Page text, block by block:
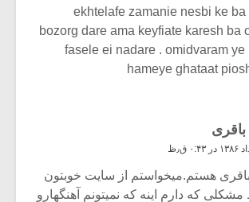
ekhtelafe zamanie nesbi ke
bozorg dare ama keyfiate karesh ba
fasele ei nadare . omidvaram ye
hameye ghataat
باقری
هستم.میخواستم از سایت خوبتون
که دارم اینه که نمیتونم آهنگهارو